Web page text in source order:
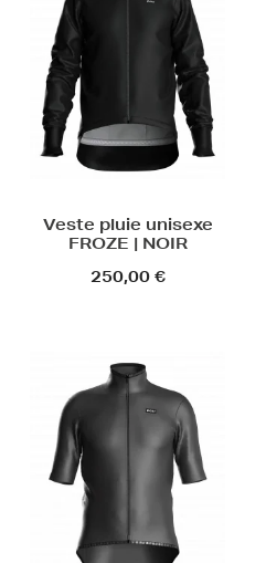
Veste pluie unisexe
FROZE | NOIR
250,00 €